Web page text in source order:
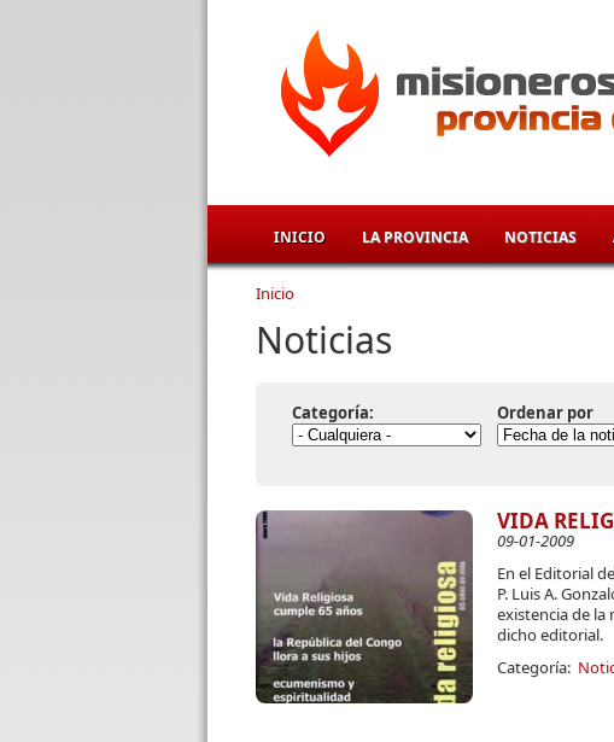
INICIO LA PROVINCIA NOTICIAS
Se encuentra usted aquí
Inicio
Noticias
Categoría: Ordenar por
VIDA
09-01-2009
En el Editorial
P. Luis A.
existencia de
dicho editorial.
Categoría: